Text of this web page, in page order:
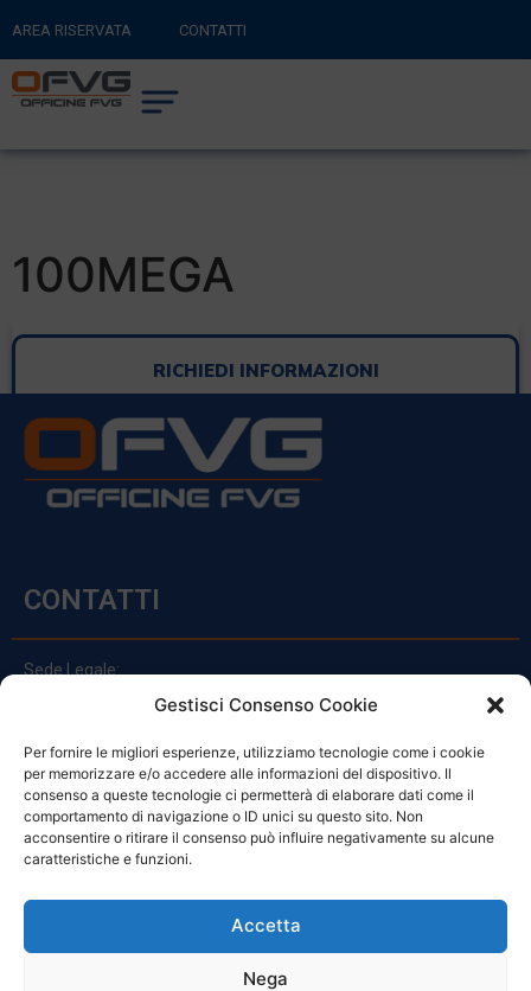
Gestisci Consenso Cookie
Per fornire le migliori esperienze, utilizziamo tecnologie come i cookie
per memorizzare e/o accedere alle informazioni del dispositivo. Il
consenso a queste tecnologie ci permetterà di elaborare dati come il
comportamento di navigazione o ID unici su questo sito. Non
acconsentire o ritirare il consenso può influire negativamente su alcune
caratteristiche e funzioni.
Accetta
Nega
AREA RISERVATA CONTATTI
RITORNA AL SITO PRINCIPALE
CARRELLO
100MEGA
RICHIEDI INFORMAZIONI
CONTATTI
Sede Legale:
Via Principe Di Udine 144
clienti@officinefvg.it
info@officinefvg.it
posta@officinefvgpec.It
ORARI